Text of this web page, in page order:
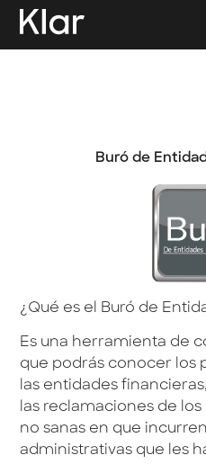
Buró de
¿Qué es el Buró de
Es una herramienta de
que podrás conocer los
las entidades
las reclamaciones de los
no sanas en que
administrativas que les